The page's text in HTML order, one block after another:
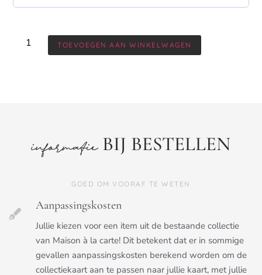
TOEVOEGEN AAN WINKELWAGEN
informatieBIJ BESTELLEN
GOED OM VOORAF TE WETEN
Aanpassingskosten
Jullie kiezen voor een item uit de bestaande collectie
van Maison à la carte! Dit betekent dat er in sommige
gevallen aanpassingskosten berekend worden om de
collectiekaart aan te passen naar jullie kaart, met jullie